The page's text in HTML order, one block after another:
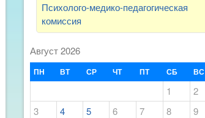
Психолого-медико-педагогическая
комиссия
Август 2026
ПН ВТ СР ЧТ ПТ СБ ВС
1
2
3
4 5 6 7 8
9